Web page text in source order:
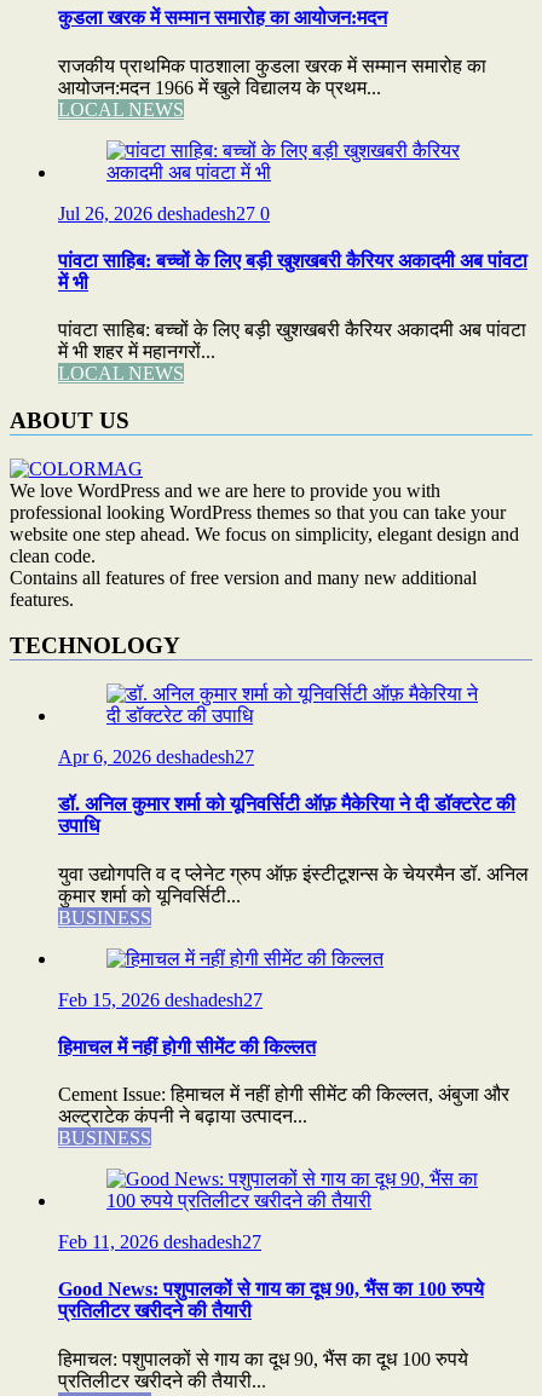
कुडला खरक में सम्मान समारोह का आयोजन:मदन
राजकीय प्राथमिक पाठशाला कुडला खरक में सम्मान समारोह का
आयोजन:मदन 1966 में खुले विद्यालय के प्रथम...
LOCAL NEWS
Jul 26, 2026 deshadesh27 0
पांवटा साहिब: बच्चों के लिए बड़ी खुशखबरी कैरियर अकादमी अब पांवटा
में भी
पांवटा साहिब: बच्चों के लिए बड़ी खुशखबरी कैरियर अकादमी अब पांवटा
में भी शहर में महानगरों...
LOCAL NEWS
ABOUT US
We love WordPress and we are here to provide you with
professional looking WordPress themes so that you can take your
website one step ahead. We focus on simplicity, elegant design and
clean code.
Contains all features of free version and many new additional
features.
TECHNOLOGY
Apr 6, 2026 deshadesh27
डॉ. अनिल कुमार शर्मा को यूनिवर्सिटी ऑफ़ मैकेरिया ने दी डॉक्टरेट की
उपाधि
युवा उद्योगपति व द प्लेनेट ग्रुप ऑफ़ इंस्टीटूशन्स के चेयरमैन डॉ. अनिल
कुमार शर्मा को यूनिवर्सिटी...
BUSINESS
Feb 15, 2026 deshadesh27
हिमाचल में नहीं होगी सीमेंट की किल्लत
Cement Issue: हिमाचल में नहीं होगी सीमेंट की किल्लत, अंबुजा और
अल्ट्राटेक कंपनी ने बढ़ाया उत्पादन...
BUSINESS
Feb 11, 2026 deshadesh27
Good News: पशुपालकों से गाय का दूध 90, भैंस का 100 रुपये
प्रतिलीटर खरीदने की तैयारी
हिमाचल: पशुपालकों से गाय का दूध 90, भैंस का दूध 100 रुपये
प्रतिलीटर खरीदने की तैयारी...